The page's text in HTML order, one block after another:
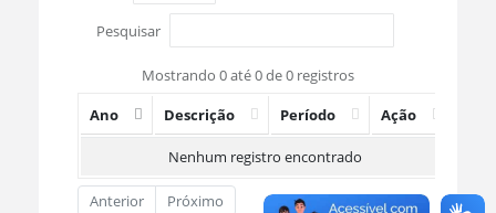
Pesquisar
Mostrando 0 até 0 de 0 registros
Ano
Descrição Período Ação
Nenhum registro encontrado
Anterior Próximo